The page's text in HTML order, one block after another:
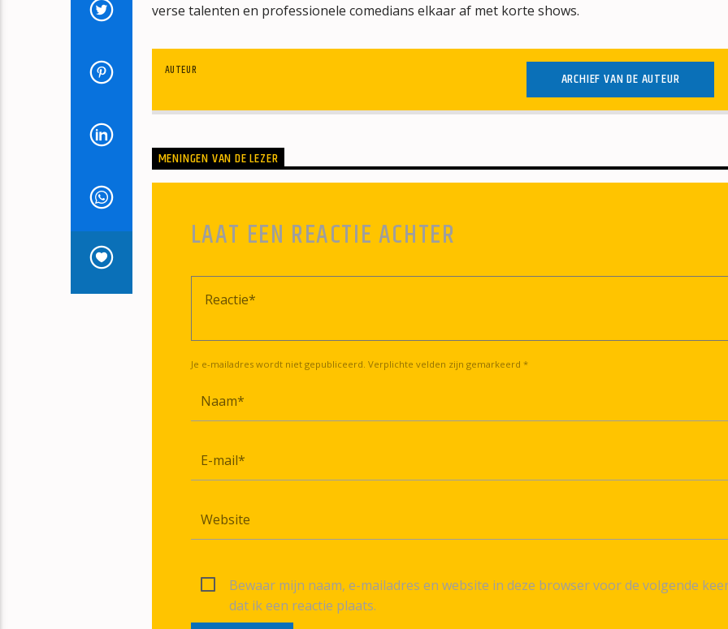
verse talenten en professionele comedians elkaar af met korte shows.
AUTEUR ARCHIEF VAN DE AUTEUR
MENINGEN VAN DE LEZER
LAAT EEN REACTIE ACHTER
Je e-mailadres wordt niet gepubliceerd. Verplichte velden zijn gemarkeerd *
Bewaar mijn naam, e-mailadres en website in deze browser voor de volgende
dat ik een reactie plaats.